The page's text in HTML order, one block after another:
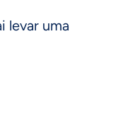
levar uma